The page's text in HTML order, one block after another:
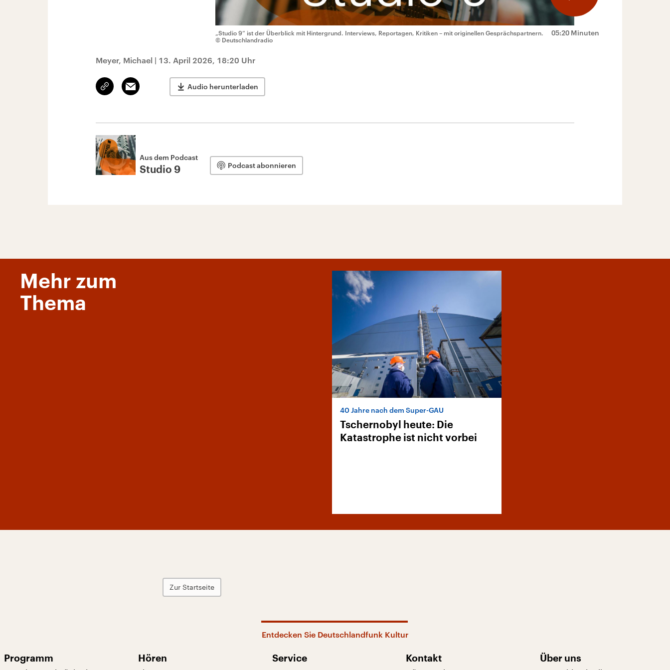
05:20 Minuten
„Studio 9“ ist der Überblick mit Hintergrund. Interviews, Reportagen, Kritiken – mit originellen Gesprächspartnern.
© Deutschlandradio
Meyer, Michael | 13. April 2026, 18:20 Uhr
Link
kopieren/teilen
Email Audio herunterladen
Aus dem Podcast
Studio 9 Podcast abonnieren
Mehr zum
Thema
40 Jahre nach dem Super-GAU
Tschernobyl heute: Die
Katastrophe ist nicht vorbei
Zur Startseite
Entdecken Sie Deutschlandfunk Kultur
Programm Hören Service Kontakt Über uns